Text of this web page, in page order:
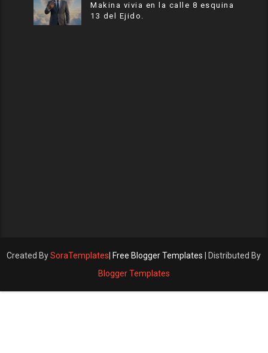
Makina vivia en la calle 8 esquina
13 del Ejido.
Created BySoraTemplates Free Blogger Templates | Distributed By
Blogger Templates